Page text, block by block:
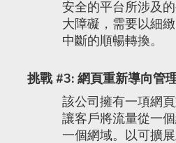
安全的平台所涉及
大障礙，需要以細
中斷的順暢轉換。
挑戰 #3: 網頁重新導向管
該公司擁有一項網
讓客戶將流量從一
一個網域。以可擴